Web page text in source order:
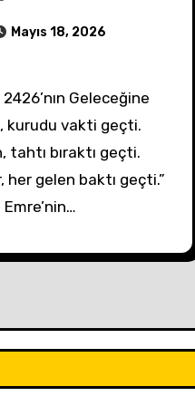
Mayıs 18, 2026
kurudu vakti geçti.
tahtı bıraktı geçti.
her gelen baktı geçti.”